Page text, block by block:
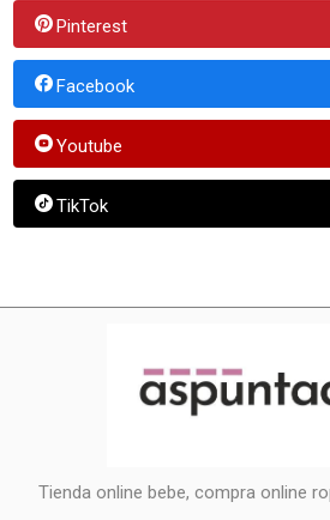
Pinterest
Facebook
Youtube
TikTok
Tienda online bebe, compra online